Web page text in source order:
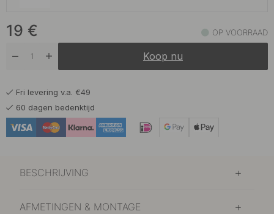
Op voorraad
19 € OP VOORRAAD
Koop nu
Fri levering v.a. €49
60 dagen bedenktijd
BESCHRIJVING
AFMETINGEN & MONTAGE